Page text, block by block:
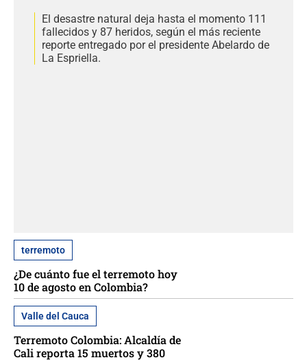
El desastre natural deja hasta el momento 111
fallecidos y 87 heridos, según el más reciente
reporte entregado por el presidente Abelardo de
La Espriella.
terremoto
¿De cuánto fue el terremoto hoy
10 de agosto en Colombia?
Valle del Cauca
Terremoto Colombia: Alcaldía de
Cali reporta 15 muertos y 380